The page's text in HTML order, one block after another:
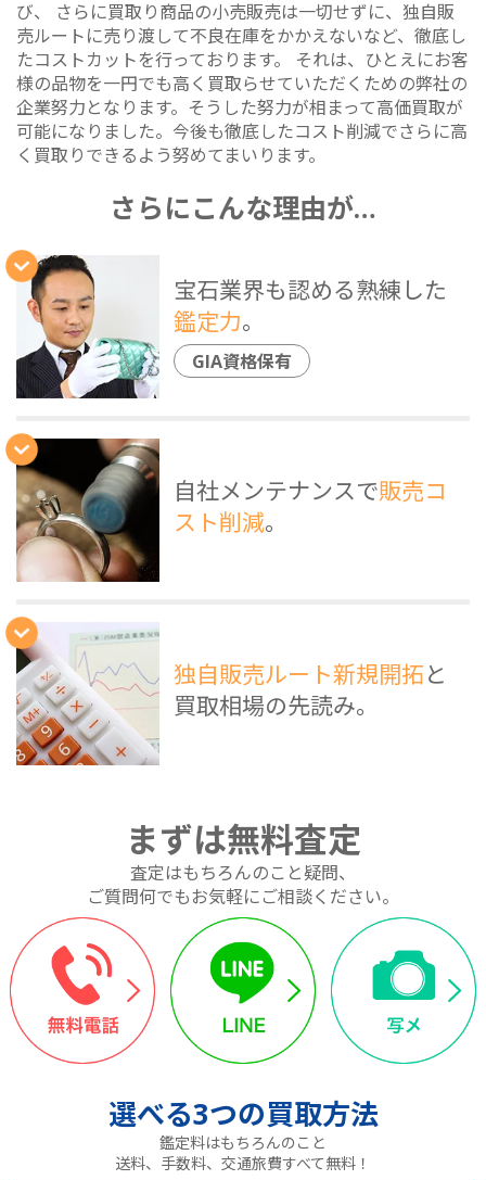
び、 さらに買取り商品の小売販売は一切せずに、独自販
売ルートに売り渡して不良在庫をかかえないなど、徹底し
たコストカットを行っております。 それは、ひとえにお客
様の品物を一円でも高く買取らせていただくための弊社の
企業努力となります。そうした努力が相まって高価買取が
可能になりました。今後も徹底したコスト削減でさらに高
く買取りできるよう努めてまいります。
さらにこんな理由が…
宝石業界も認める熟練した
鑑定力。
GIA資格保有
自社メンテナンスで販売コ
スト削減。
独自販売ルート新規開拓と
買取相場の先読み。
まずは無料査定
査定はもちろんのこと疑問、
ご質問何でもお気軽にご相談ください。
選べる3つの買取方法
鑑定料はもちろんのこと
送料、手数料、交通旅費すべて無料！